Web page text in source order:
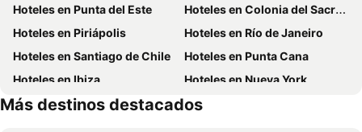
Hoteles en Punta del Este
Hoteles en Colonia del Sacramento
Hoteles en Piriápolis
Hoteles en Río de Janeiro
Hoteles en Santiago de Chile
Hoteles en Punta Cana
Hoteles en Ibiza
Hoteles en Nueva York
Hoteles en Isla de Miconos
Hoteles en Aruba
Más destinos destacados